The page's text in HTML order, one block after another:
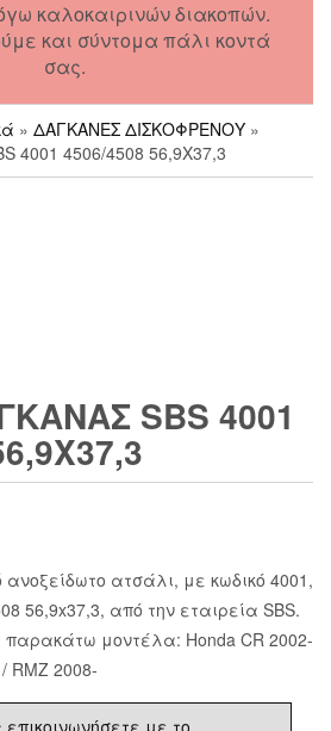
καλοκαιρινών διακοπών.
και σύντομα πάλι κοντά
σας.
» ΔΑΓΚΑΝΕΣ ΔΙΣΚΟΦΡΕΝΟΥ »
4001 4506/4508 56,9X37,3
SBS 4001
ατσάλι, με κωδικό 4001,
56,9x37,3, από την εταιρεία SBS.
παρακάτω μοντέλα: Honda CR 2002-
RMZ 2008-
με το